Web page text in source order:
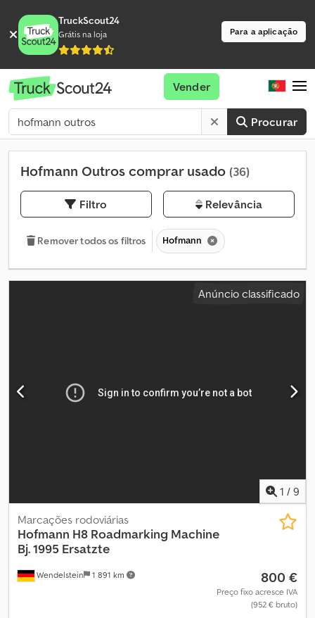
TruckScout24
Grátis na loja Para a aplicação
Procurar
Vender
Hofmann Outros comprar usado (36)
Filtro Relevância
Remover todos os filtros Hofmann
Anúncio classificado
1 / 9
Wendelstein 1 891 km
Marcações rodoviárias
Hofmann H8 Roadmarking Machine
Bj. 1995 Ersatzte
800 €
Preço fixo acresce IVA
(952 € bruto)